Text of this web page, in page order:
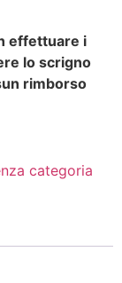
effettuare i
lo scrigno
rimborso
categoria